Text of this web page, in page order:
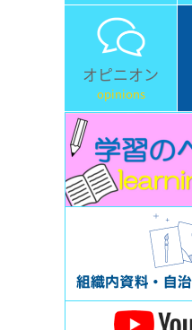
オピニオン
opinions